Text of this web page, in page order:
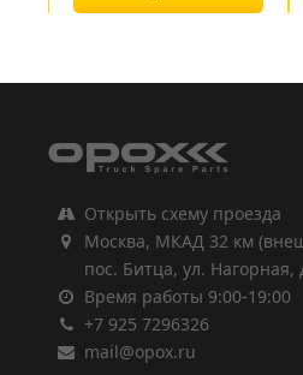
Открыть схему проезда
Москва, МКАД 32 км
пос. Битца, ул. Нагорная,
Время работы 9:00-19:00
+7 925 7296326
mail@opox.ru